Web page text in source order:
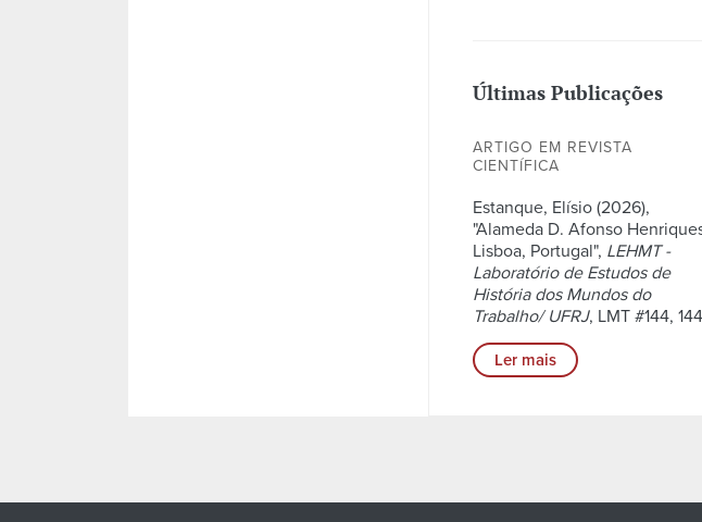
Últimas Publicações
ARTIGO EM REVISTA
CIENTÍFICA
Estanque, Elísio (2026),
"Alameda D. Afonso
Lisboa, Portugal", LEHMT -
Laboratório de Estudos de
História dos Mundos do
Trabalho/ UFRJ, LMT #144, 144
Ler mais